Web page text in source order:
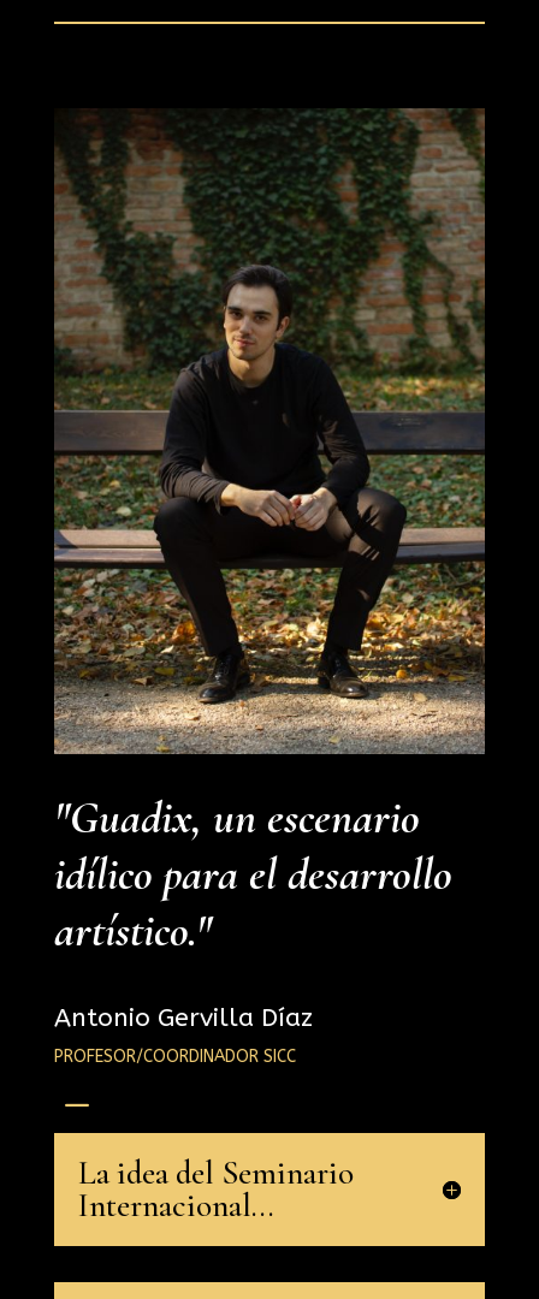
"Guadix, un escenario
idílico para el desarrollo
artístico."
Antonio Gervilla Díaz
PROFESOR/COORDINADOR SICC
K
La idea del Seminario
Internacional...